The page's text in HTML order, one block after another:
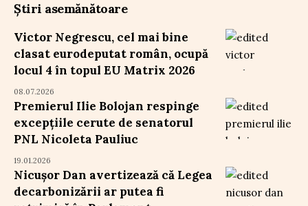
Știri asemănătoare
Victor Negrescu, cel mai bine
clasat eurodeputat român, ocupă
locul 4 în topul EU Matrix 2026
08.07.2026
Premierul Ilie Bolojan respinge
excepțiile cerute de senatorul
PNL Nicoleta Pauliuc
19.01.2026
Nicușor Dan avertizează că Legea
decarbonizării ar putea fi